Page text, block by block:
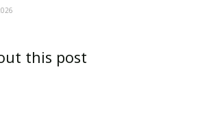
cañaverales y su
this post